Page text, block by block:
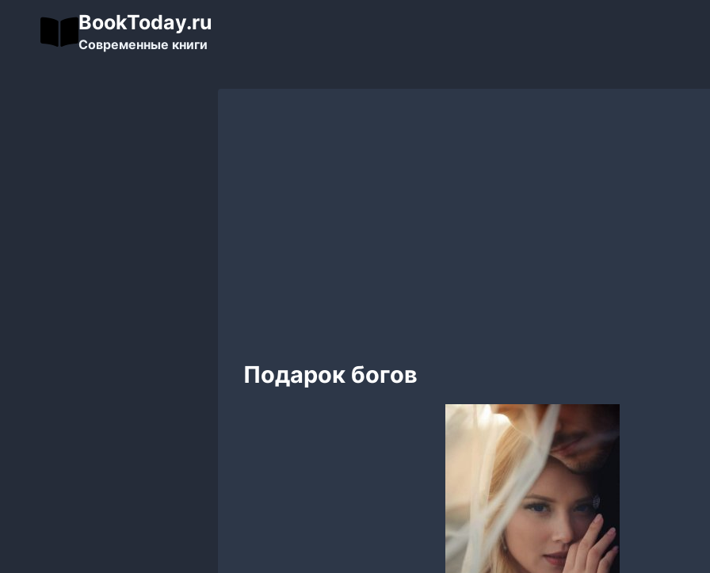
содержимому
BookToday.ru
Современные книги
Подарок богов